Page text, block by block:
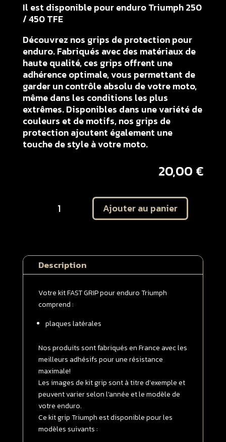
Il est disponible pour enduro Triumph 250
/ 450 TFE
Découvrez nos grips de protection pour
enduro. Fabriqués avec des matériaux de
haute qualité, ces grips offrent une
adhérence optimale, vous permettant de
garder un contrôle absolu de votre moto,
même dans les conditions les plus
extrêmes. Disponibles dans une variété de
couleurs et de motifs, nos grips de
protection ajoutent également une
touche de style à votre moto.
20,00 €
plaques
latérales
250
/
TFE
-
>
2026
FULL
GRIP
Transparent
Ajouter au panier
Description
Votre kit FAST GRIP pour enduro Triumph
comprend :
plaques latérales
Nos produits sont fabriqués en France avec les
meilleurs adhésifs pour une résistance
maximale!
Les images de kit grip sont à titre d’exemple et
peuvent varier selon l’année et le modèle de
votre enduro.
Ce kit grip Triumph est disponible pour les
modèles suivants :